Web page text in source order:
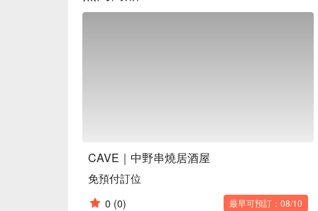
CAVE｜中野串燒居酒屋
免預付訂位
0 (0) 最早可預訂：08/10